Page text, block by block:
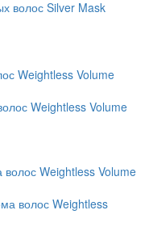
Weightless Volume
Weightless Volume